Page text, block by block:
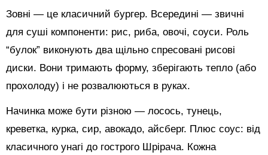
Зовні — це класичний бургер. Всередині — звичні
для суші компоненти: рис, риба, овочі, соуси. Роль
“булок” виконують два щільно спресовані рисові
диски. Вони тримають форму, зберігають тепло (або
прохолоду) і не розвалюються в руках.
Начинка може бути різною — лосось, тунець,
креветка, курка, сир, авокадо, айсберг. Плюс соус: від
класичного унагі до гострого Шрірача. Кожна